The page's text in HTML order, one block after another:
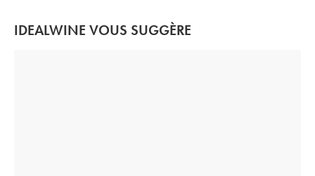
IDEALWINE VOUS SUGGÈRE